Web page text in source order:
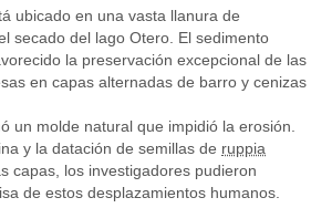
ubicado en una vasta llanura de
secado del lago Otero. El sedimento
la preservación excepcional de las
en capas alternadas de barro y cenizas
un molde natural que impidió la erosión.
y la datación de semillas de ruppia
capas, los investigadores pudieron
de estos desplazamientos humanos.